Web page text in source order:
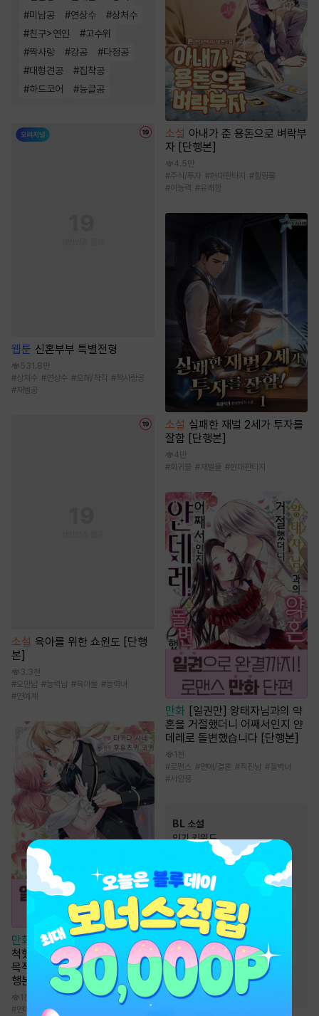
#미남공 #연상수 #상처수
#친구>연인 #고수위
#짝사랑 #강공 #다정공
#대형견공 #집착공
#하드코어 #능글공
웹툰 신혼부부 특별전형
531.8만
#상처수 #연상수 #오해/착각 #짝사랑공
# 재벌공
소설 육아를 위한 쇼윈도 [단행
본]
3.3천
#오만남 #능력남 #육아물 #능력녀
#연예계
만화
[일권만] 매료 마법에 걸린
척했더니 냉담했던 약혼자가 맹
목적인 사랑꾼이 되었습니다 [단
행본]
1천
#연애/결혼 #계약관계
소설 아내가 준 용돈으로 벼락부
자 [단행본]
4.5만
#주식/투자 #현대판타지 #힐링물
#이능력 #유쾌함
소설 실패한 재벌 2세가 투자를
잘함 [단행본]
4만
#회귀물 #재벌물 #현대판타지
만화
[일권만] 왕태자님과의 약
혼을 거절했더니 어째서인지 얀
데레로 돌변했습니다 [단행본]
1천
#로맨스 #연애/결혼 #직진남 #철벽녀
#서양풍
BL 소설
인기 키워드
#연하공
#다정수
#집착공 #능욕공
#강공 #달달물
# 다정공 #미인공
#단정수 # 순진수 #절륜공
# 일상물 #
순정공
3인칭시점 #미인수